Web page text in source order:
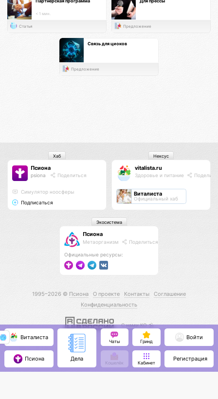
< 1 мин.
Статья Предложение
Связь для циоков
Предложение
Псиона
psiona Поделиться
Cимулятор ноосферы
Подписаться
Хаб
vitalista.ru
Здоровье и питание
Виталиста
Официальный хаб
Нексус
Псиона
Метаорганизм Поделиться
Официальные ресурсы:
Экосистема
1995–2026 © Псиона О проекте Контакты
Соглашение
Конфиденциальность
С нами КО 🕉️
Виталиста
Псиона Дела
Чаты Гринд
Кошелёк Кабинет
Войти
Регистрация